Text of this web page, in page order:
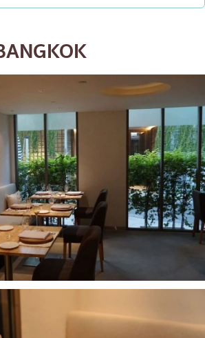
บดั้งเดิม
ญี่ปุ่น
ปุ่นสไตล์โฮมคุกกิ้ง
อาหารญี่ปุ่น